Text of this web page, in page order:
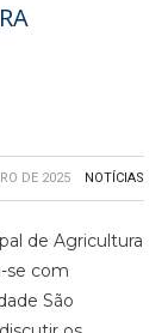
DE 2025 NOTÍCIAS
de Agricultura
se com
São